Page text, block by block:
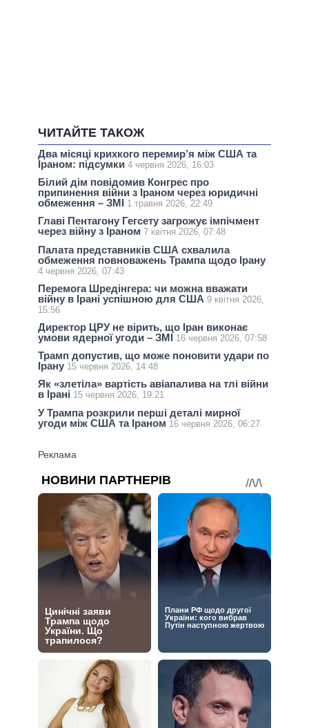
ЧИТАЙТЕ ТАКОЖ
Два місяці крихкого перемир’я між США та
Іраном: підсумки 4 червня 2026, 16:03
Білий дім повідомив Конгрес про
припинення війни з Іраном через юридичні
обмеження – ЗМІ 1 травня 2026, 22:49
Главі Пентагону Гегсету загрожує імпічмент
через війну з Іраном 7 квітня 2026, 07:48
Палата представників США схвалила
обмеження повноважень Трампа щодо Ірану
4 червня 2026, 07:43
Перемога Шредінгера: чи можна вважати
війну в Ірані успішною для США 9 квітня 2026,
15:56
Директор ЦРУ не вірить, що Іран виконає
умови ядерної угоди – ЗМІ 16 червня 2026, 07:58
Трамп допустив, що може поновити удари по
Ірану 15 червня 2026, 14:48
Як «злетіла» вартість авіапалива на тлі війни
в Ірані 15 червня 2026, 19:21
У Трампа розкрили перші деталі мирної
угоди між США та Іраном 16 червня 2026, 06:27